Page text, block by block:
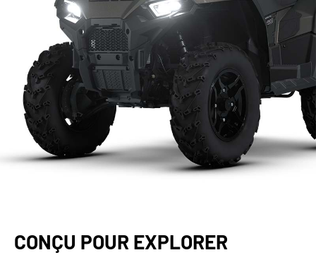
CONÇU POUR EXPLORER